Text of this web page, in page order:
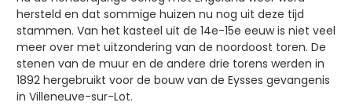
hersteld en dat sommige huizen nu nog uit deze tijd
stammen. Van het kasteel uit de 14e-15e eeuw is niet veel
meer over met uitzondering van de noordoost toren. De
stenen van de muur en de andere drie torens werden in
1892 hergebruikt voor de bouw van de Eysses gevangenis
in Villeneuve-sur-Lot.